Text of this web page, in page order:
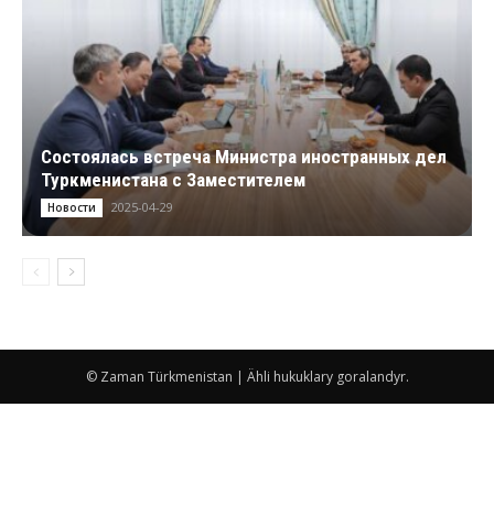
Состоялась встреча Министра иностранных дел
Туркменистана c Заместителем
Новости 2025-04-29
© Zaman Türkmenistan | Ähli hukuklary goralandyr.